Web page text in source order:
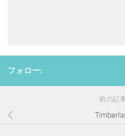
フォロー:
前の記